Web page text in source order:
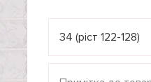
34 (ріст 122-128)